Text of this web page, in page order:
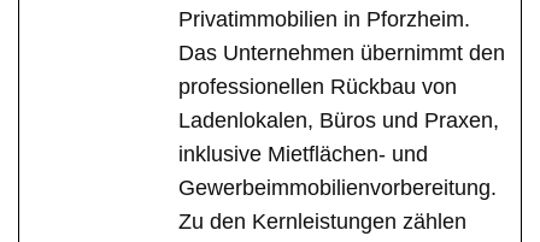
Privatimmobilien in Pforzheim.
Das Unternehmen übernimmt den
professionellen Rückbau von
Ladenlokalen, Büros und Praxen,
inklusive Mietflächen- und
Gewerbeimmobilienvorbereitung.
Zu den Kernleistungen zählen